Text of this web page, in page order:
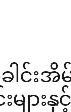
င်းအိ
မျာ